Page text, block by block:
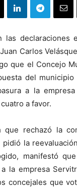
las declaraciones
Carlos
que el Concejo
del
a la
a favor.
que rechazó la
pidió la
manifestó
la empresa
concejales que